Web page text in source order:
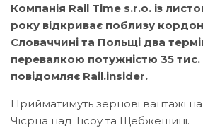
Компанія Rail Time s.r.o. із
року відкриває поблизу
Словаччині та Польщі два
перевалкою потужністю 35 тис.
повідомляє Rail.insider.
Прийматимуть зернові вантажі
Чієрна над Тісоу та Щебжешині.